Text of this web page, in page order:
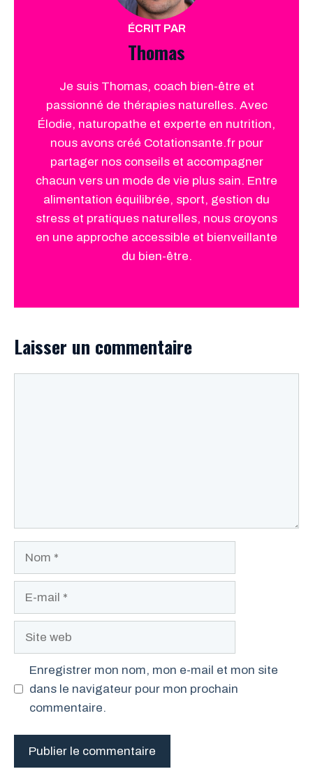
ÉCRIT PAR
Thomas
Je suis Thomas, coach bien-être et
passionné de thérapies naturelles. Avec
Élodie, naturopathe et experte en nutrition,
nous avons créé Cotationsante.fr pour
partager nos conseils et accompagner
chacun vers un mode de vie plus sain. Entre
alimentation équilibrée, sport, gestion du
stress et pratiques naturelles, nous croyons
en une approche accessible et bienveillante
du bien-être.
Laisser un commentaire
Site
Enregistrer mon nom, mon e-mail et mon site
dans le navigateur pour mon prochain
commentaire.